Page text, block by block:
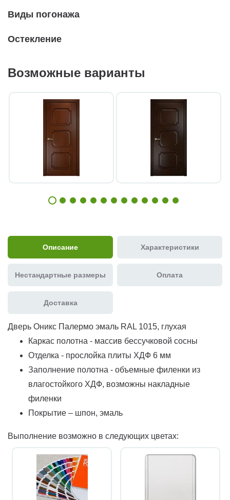
Виды погонажа
Остекление
Возможные варианты
Описание Характеристики
Нестандартные размеры Оплата
Доставка
Дверь Оникс Палермо эмаль RAL 1015, глухая
Каркас полотна - массив бессучковой сосны
Отделка - прослойка плиты ХДФ 6 мм
Заполнение полотна - объемные филенки из
влагостойкого ХДФ, возможны накладные
филенки
Покрытие – шпон, эмаль
Выполнение возможно в следующих цветах: